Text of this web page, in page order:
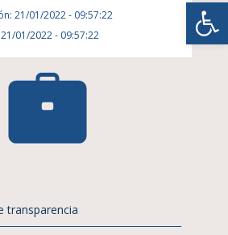
21/01/2022 - 09:57:22
01/2022 - 09:57:22
transparencia